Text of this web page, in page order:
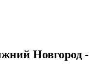
Новгород -